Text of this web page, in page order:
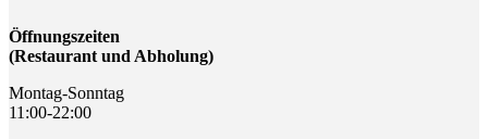
Öffnungszeiten
(Restaurant und Abholung)
Montag-Sonntag
11:00-22:00